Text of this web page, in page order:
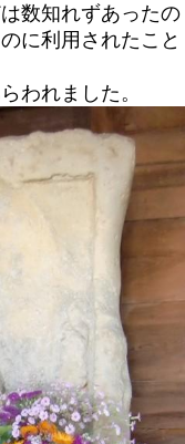
数知れずあったの
に利用されたこと
われました。